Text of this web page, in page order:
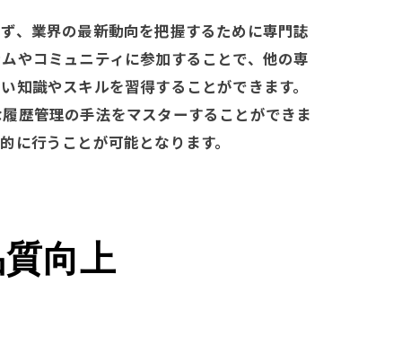
、業界の最新動向を把握するために専門誌
やコミュニティに参加することで、他の専
識やスキルを習得することができます。
歴管理の手法をマスターすることができま
行うことが可能となります。
向上